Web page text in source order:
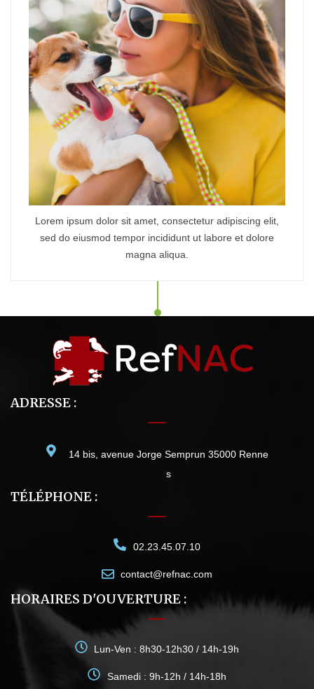
Lorem ipsum dolor sit amet, consectetur adipiscing elit,
sed do eiusmod tempor incididunt ut labore et dolore
magna aliqua.
ADRESSE :
14 bis, avenue Jorge Semprun 35000 Renne
s
TÉLÉPHONE :
02.23.45.07.10
contact@refnac.com
HORAIRES D'OUVERTURE :
Lun-Ven : 8h30-12h30 / 14h-19h
Samedi : 9h-12h / 14h-18h